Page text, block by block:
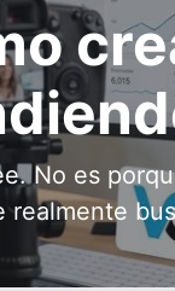
No es
realmente